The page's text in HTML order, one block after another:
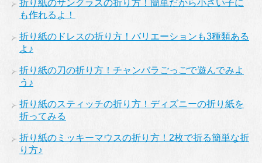
折り紙のサングラスの折り方！簡単だから小さい子に
も作れるよ！
折り紙のドレスの折り方！バリエーションも3種類ある
よ♪
折り紙の刀の折り方！チャンバラごっごで遊んでみよ
う♪
折り紙のスティッチの折り方！ディズニーの折り紙を
折ってみる
折り紙のミッキーマウスの折り方！2枚で折る簡単な折
り方♪